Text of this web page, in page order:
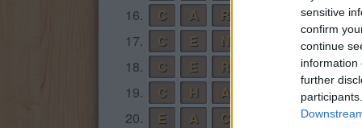
sensitive
confirm
continue
information
further
16.
C A R
17.
C E N
18.
C E R
19.
C H A
20.
E A C